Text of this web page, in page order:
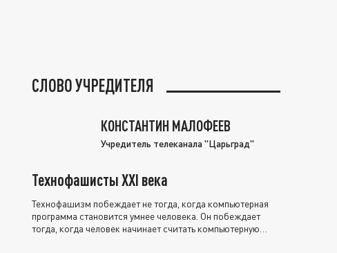
СЛОВО УЧРЕДИТЕЛЯ
КОНСТАНТИН МАЛОФЕЕВ
Учредитель телеканала "Царьград"
Технофашисты XXI века
Технофашизм побеждает не тогда, когда компьютерная
программа становится умнее человека. Он побеждает
тогда, когда человек начинает считать компьютерную